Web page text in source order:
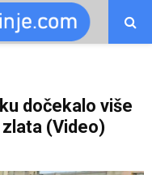
dočekalo više
(Video)